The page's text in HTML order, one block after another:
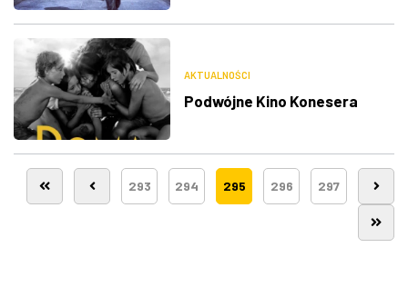
AKTUALNOŚCI
Podwójne Kino Konesera
293 294 295 296 297